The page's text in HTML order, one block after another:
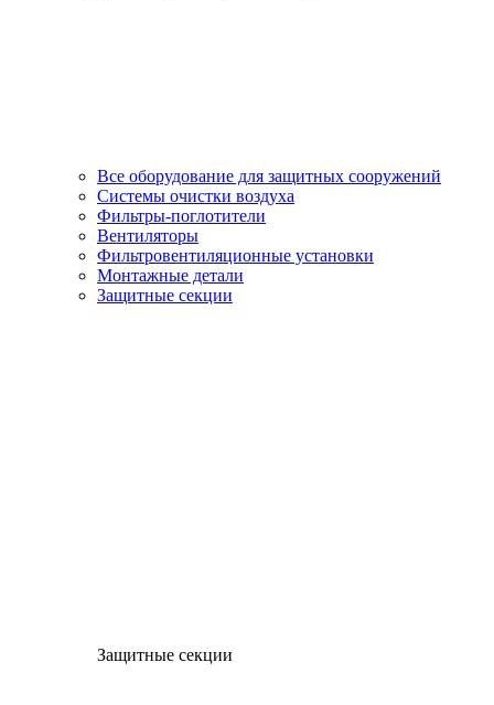
Все оборудование для защитных сооружений
Системы очистки воздуха
Фильтры-поглотители
Вентиляторы
Фильтровентиляционные установки
Монтажные детали
Защитные секции
Защитные секции